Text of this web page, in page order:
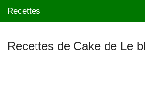
Recettes
Recettes de Cake de Le